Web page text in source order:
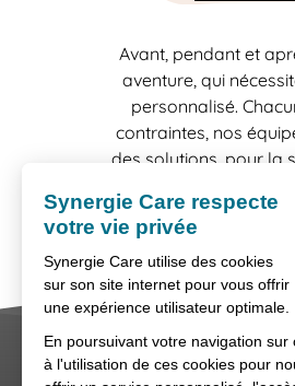
Avant, pendant et
aventure, qui
personnalisé.
contraintes, nos
des solutions, pour la
comme celle